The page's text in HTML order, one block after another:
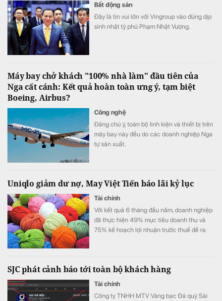
Bất động sản
Đây là tin vui lớn với Vingroup vào đúng dịp
sinh nhật tỷ phú Phạm Nhật Vượng.
Máy bay chở khách "100% nhà làm" đầu tiên của
Nga cất cánh: Kết quả hoàn toàn ưng ý, tạm biệt
Boeing, Airbus?
Công nghệ
Đáng chú ý, toàn bộ linh kiện và thiết bị trên
máy bay này đều do các doanh nghiệp Nga
tự sản xuất.
Uniqlo giảm dư nợ, May Việt Tiến báo lãi kỷ lục
Tài chính
Với kết quả 6 tháng đầu năm, doanh nghiệp
đã thực hiện 49% mục tiêu doanh thu và
75% kế hoạch lợi nhuận trước thuế đề ra.
SJC phát cảnh báo tới toàn bộ khách hàng
Tài chính
Công ty TNHH MTV Vàng bạc Đá quý Sài